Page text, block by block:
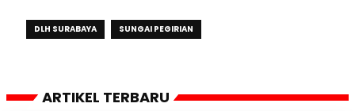
DLH SURABAYA SUNGAI PEGIRIAN
ARTIKEL TERBARU